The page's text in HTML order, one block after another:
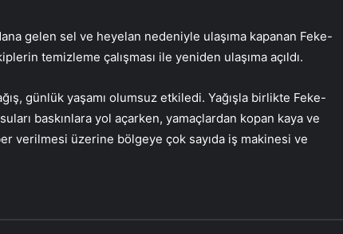
gelen sel ve heyelan nedeniyle ulaşıma kapanan Feke-
temizleme çalışması ile yeniden ulaşıma açıldı.
günlük yaşamı olumsuz etkiledi. Yağışla birlikte Feke-
baskınlara yol açarken, yamaçlardan kopan kaya ve
verilmesi üzerine bölgeye çok sayıda iş makinesi ve